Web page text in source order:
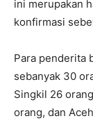
ini merupakan
konfirmasi
Para penderita
sebanyak 30
Singkil 26
orang, dan